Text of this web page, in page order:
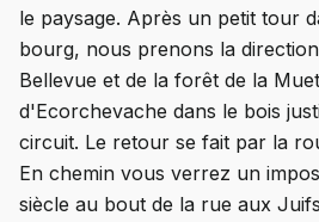
le paysage. Après un petit tour
bourg, nous prenons la
Bellevue et de la forêt de la
d'Ecorchevache dans le bois
circuit. Le retour se fait par la
En chemin vous verrez un
siècle au bout de la rue aux